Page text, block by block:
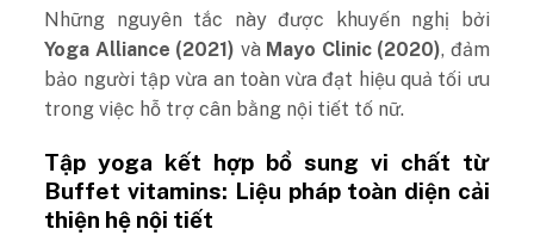
Những nguyên tắc này được khuyến nghị bởi
Yoga Alliance (2021) và Mayo Clinic (2020), đảm
bảo người tập vừa an toàn vừa đạt hiệu quả tối ưu
trong việc hỗ trợ cân bằng nội tiết tố nữ.
Tập yoga kết hợp bổ sung vi chất từ
Buffet vitamins: Liệu pháp toàn diện cải
thiện hệ nội tiết